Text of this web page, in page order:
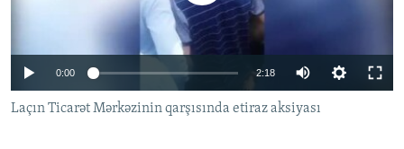
AZƏRBAYCAN ƏDƏBIYYATI KITABXANASI
İSLAM VƏ DEMOKRATIYA
İZ - MƏDƏNIYYƏT PROQRAMI
PEŞƏ ETIKASI VƏ JURNALISTIKA STANDARTLARIMIZ
MATERIALLARIMIZDAN ISTIFADƏ
AZADLIQRADIOSU MOBIL TELEFONUNUZDA
RFE/RL-in bütün saytları
0:00 2:18
Laçın Ticarət Mərkəzinin qarşısında etiraz aksiyası